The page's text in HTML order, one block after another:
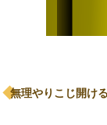
無理やりこじ開ける